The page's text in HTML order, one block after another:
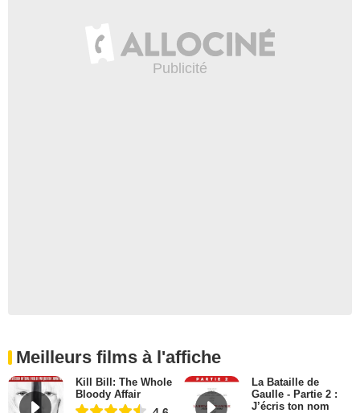
Meilleurs films à l'affiche
Kill Bill: The Whole
Bloody Affair
La Bataille de
Gaulle - Partie 2 :
J’écris ton nom